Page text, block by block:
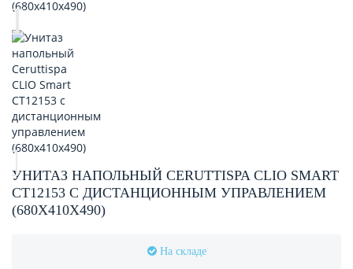
УНИТАЗ НАПОЛЬНЫЙ CERUTTISPA CLIO SMART
CT12153 С ДИСТАНЦИОННЫМ УПРАВЛЕНИЕМ
(680X410X490)
На складе